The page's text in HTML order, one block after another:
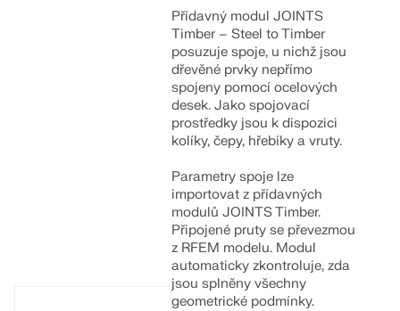
Přídavný modul JOINTS
Timber – Steel to Timber
posuzuje spoje, u nichž jsou
dřevěné prvky nepřímo
spojeny pomocí ocelových
desek. Jako spojovací
prostředky jsou k dispozici
kolíky, čepy, hřebíky a vruty.
Parametry spoje lze
importovat z přídavných
modulů JOINTS Timber.
Připojené pruty se převezmou
z RFEM modelu. Modul
automaticky zkontroluje, zda
jsou splněny všechny
geometrické podmínky.